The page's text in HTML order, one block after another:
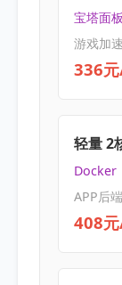
宝塔面
游戏加
336
轻量 2
Docker
APP后
408